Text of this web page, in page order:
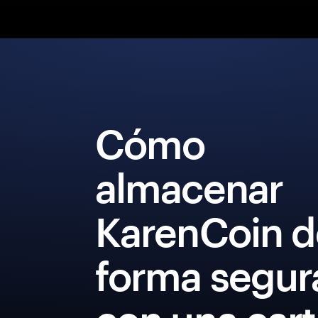
Cómo
almacenar
KarenCoin
forma